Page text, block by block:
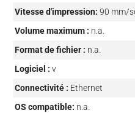
Vitesse d'impression: 90 mm/
Volume maximum : n.a.
Format de fichier : n.a.
Logiciel : v
Connectivité : Ethernet
OS compatible: n.a.